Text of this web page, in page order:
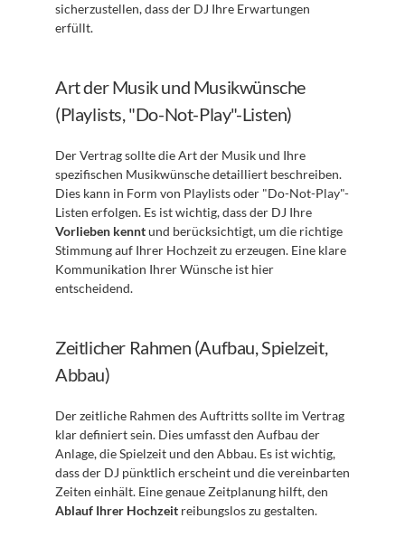
sicherzustellen, dass der DJ Ihre Erwartungen
erfüllt.
Art der Musik und Musikwünsche
(Playlists, "Do-Not-Play"-Listen)
Der Vertrag sollte die Art der Musik und Ihre
spezifischen Musikwünsche detailliert beschreiben.
Dies kann in Form von Playlists oder "Do-Not-Play"-
Vorlieben kennt und berücksichtigt, um die richtige
Stimmung auf Ihrer Hochzeit zu erzeugen. Eine klare
Kommunikation Ihrer Wünsche ist hier
entscheidend.
Zeitlicher Rahmen (Aufbau, Spielzeit,
Abbau)
Der zeitliche Rahmen des Auftritts sollte im Vertrag
klar definiert sein. Dies umfasst den Aufbau der
Anlage, die Spielzeit und den Abbau. Es ist wichtig,
dass der DJ pünktlich erscheint und die vereinbarten
Ablauf Ihrer Hochzeit reibungslos zu gestalten.